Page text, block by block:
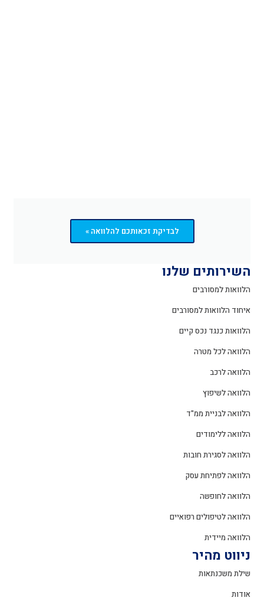
לבדיקת זכאותכם להלוואה »
השירותים שלנו
הלוואות למסורבים
איחוד הלוואות למסורבים
הלוואות כנגד נכס קיים
הלוואה לכל מטרה
הלוואה לרכב
הלוואה לשיפוץ
הלוואה לבניית ממ"ד
הלוואה ללימודים
הלוואה לסגירת חובות
הלוואה לפתיחת עסק
הלוואה לחופשה
הלוואה לטיפולים רפואיים
הלוואה מיידית
ניווט מהיר
שילת משכנתאות
אודות